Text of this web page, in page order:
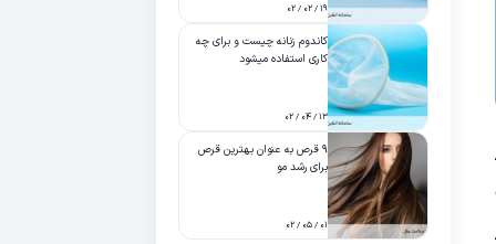
۱۹ / ۰۲ / ۰۲
کاندوم زنانه چیست و برای چه
کاری استفاده میشود
۱۳ / ۰۴ / ۰۲
۹ قرص به عنوان بهترین قرص
برای رشد مو
۰۱ / ۰۵ / ۰۲